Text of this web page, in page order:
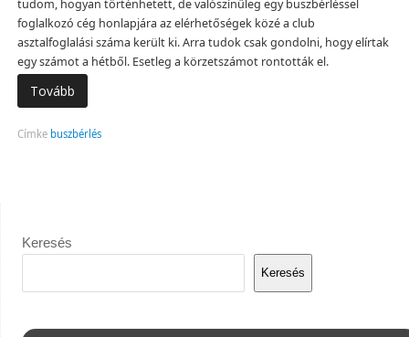
tudom, hogyan történhetett, de valószínűleg egy buszbérléssel
foglalkozó cég honlapjára az elérhetőségek közé a club
asztalfoglalási száma került ki. Arra tudok csak gondolni, hogy elírtak
egy számot a hétből. Esetleg a körzetszámot rontották el.
Tovább
Címke buszbérlés
Keresés
Keresés